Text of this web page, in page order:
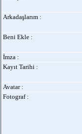
Arkadaşlarım :
Beni Ekle :
İmza :
Kayıt Tarihi :
Avatar :
Fotograf :